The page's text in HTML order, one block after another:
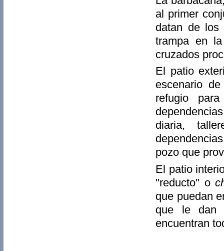
al primer
datan de los
trampa en
cruzados
El patio
escenario
refugio
diaria,
pozo que
El patio
"reducto" o
que puedan
que le dan
encuentran